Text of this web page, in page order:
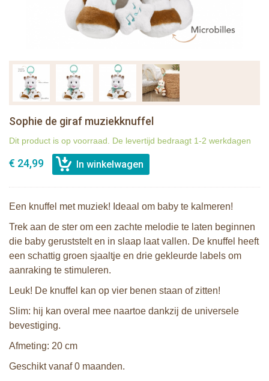
Sophie de giraf muziekknuffel
Dit product is op voorraad. De levertijd bedraagt 1-2 werkdagen
€ 24,99
Een knuffel met muziek! Ideaal om baby te kalmeren!
Trek aan de ster om een zachte melodie te laten beginnen
die baby geruststelt en in slaap laat vallen. De knuffel heeft
een schattig groen sjaaltje en drie gekleurde labels om
aanraking te stimuleren.
Leuk! De knuffel kan op vier benen staan of zitten!
Slim: hij kan overal mee naartoe dankzij de universele
bevestiging.
Afmeting: 20 cm
Geschikt vanaf 0 maanden.